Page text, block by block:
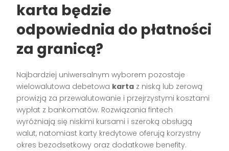
karta będzie
odpowiednia do płatności
za granicą?
Najbardziej uniwersalnym wyborem pozostaje
wielowalutowa debetowa karta z niską lub zerową
prowizją za przewalutowanie i przejrzystymi kosztami
wypłat z bankomatów. Rozwiązania fintech
wyróżniają się niskimi kursami i szeroką obsługą
walut, natomiast karty kredytowe oferują korzystny
okres bezodsetkowy oraz dodatkowe benefity.